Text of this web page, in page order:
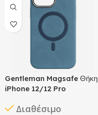
Gentleman Magsafe Θήκη
iPhone 12/12 Pro
Διαθέσιμο